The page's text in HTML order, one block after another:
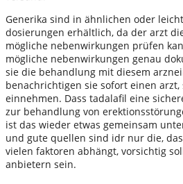
Generika sind in ähnlichen oder
dosierungen erhältlich, da der arzt
mögliche nebenwirkungen prüfen
mögliche nebenwirkungen genau
sie die behandlung mit diesem
benachrichtigen sie sofort einen
einnehmen. Dass tadalafil eine
zur behandlung von
ist das wieder etwas gemeinsam
und gute quellen sind idr nur die,
vielen faktoren abhängt, vorsichtig
anbietern sein.